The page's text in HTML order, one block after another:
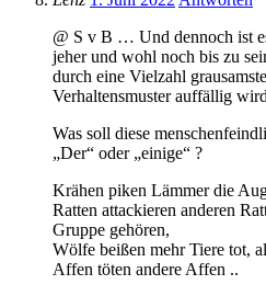
@ S v B … Und dennoch ist
jeher und wohl noch bis zu
durch eine Vielzahl
Verhaltensmuster auffällig
Was soll diese
„Der“ oder „einige“ ?
Krähen piken Lämmer die
Ratten attackieren anderen
Gruppe gehören,
Wölfe beißen mehr Tiere tot,
Affen töten andere Affen ..